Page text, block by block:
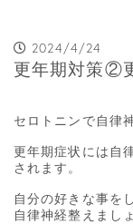
2024/4/24
更年期対策②
セロトニンで自律
更年期症状には自
されます。
自分の好きな事を
自律神経整えまし